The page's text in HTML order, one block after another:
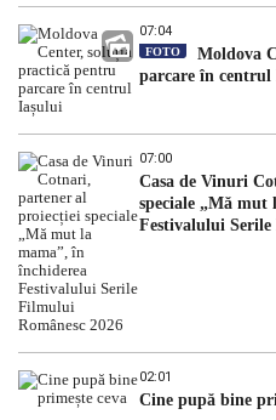
07:04
FOTO
Moldova
parcare în centrul
07:00
Casa de Vinuri
speciale „Mă mut
Festivalului Serile
02:01
Cine pupă bine